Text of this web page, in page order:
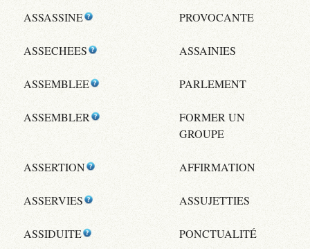
ASSASSINE PROVOCANTE
ASSECHEES ASSAINIES
ASSEMBLEE PARLEMENT
ASSEMBLER
FORMER UN
GROUPE
ASSERTION AFFIRMATION
ASSERVIES ASSUJETTIES
ASSIDUITE PONCTUALITÉ